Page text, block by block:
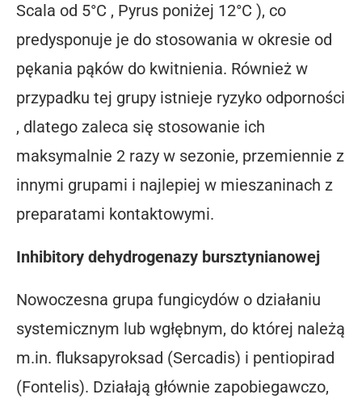
Scala od 5°C , Pyrus poniżej 12°C ), co
predysponuje je do stosowania w okresie od
pękania pąków do kwitnienia. Również w
przypadku tej grupy istnieje ryzyko odporności
, dlatego zaleca się stosowanie ich
maksymalnie 2 razy w sezonie, przemiennie z
innymi grupami i najlepiej w mieszaninach z
preparatami kontaktowymi.
Inhibitory dehydrogenazy bursztynianowej
Nowoczesna grupa fungicydów o działaniu
systemicznym lub wgłębnym, do której należą
m.in. fluksapyroksad (Sercadis) i pentiopirad
(Fontelis). Działają głównie zapobiegawczo,